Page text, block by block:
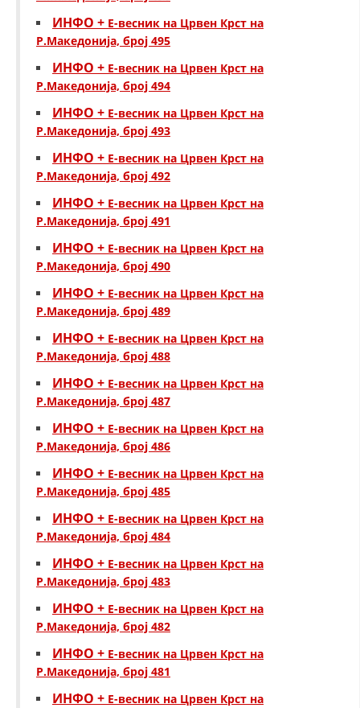
МЕНАЏМЕНТ НА ВОЛОНТЕРИ
ДЕЈСТВУВАЊЕ
ПРИРАЧНИЦИ
СТРАТЕГИИ
ЕДУКАТИВНО ИНФОРМАТИВНИ МАТЕРИЈАЛИ
БРОШУРИ
ИНФО + Е-весник на Црвен Крст на
Р.Македонија, број 495
ИНФО + Е-весник на Црвен Крст на
Р.Македонија, број 494
ИНФО + Е-весник на Црвен Крст на
Р.Македонија, број 493
ИНФО + Е-весник на Црвен Крст на
Р.Македонија, број 492
ИНФО + Е-весник на Црвен Крст на
Р.Македонија, број 491
ИНФО + Е-весник на Црвен Крст на
Р.Македонија, број 490
ИНФО + Е-весник на Црвен Крст на
Р.Македонија, број 489
ИНФО + Е-весник на Црвен Крст на
Р.Македонија, број 488
ИНФО + Е-весник на Црвен Крст на
Р.Македонија, број 487
ИНФО + Е-весник на Црвен Крст на
Р.Македонија, број 486
ИНФО + Е-весник на Црвен Крст на
Р.Македонија, број 485
ИНФО + Е-весник на Црвен Крст на
Р.Македонија, број 484
ИНФО + Е-весник на Црвен Крст на
Р.Македонија, број 483
ИНФО + Е-весник на Црвен Крст на
Р.Македонија, број 482
ИНФО + Е-весник на Црвен Крст на
Р.Македонија, број 481
ИНФО + Е-весник на Црвен Крст на